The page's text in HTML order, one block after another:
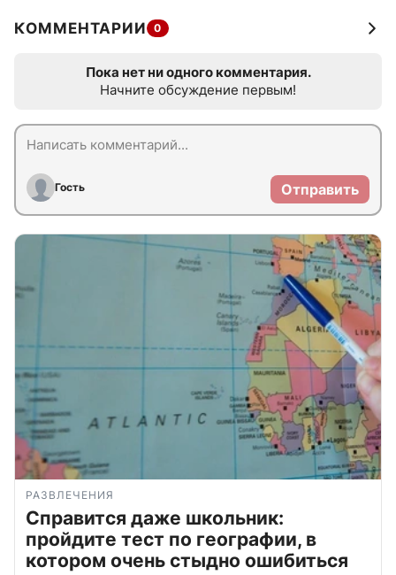
КОММЕНТАРИИ 0
Пока нет ни одного комментария.
Начните обсуждение первым!
Гость Отправить
РАЗВЛЕЧЕНИЯ
Справится даже школьник:
пройдите тест по географии, в
котором очень стыдно ошибиться